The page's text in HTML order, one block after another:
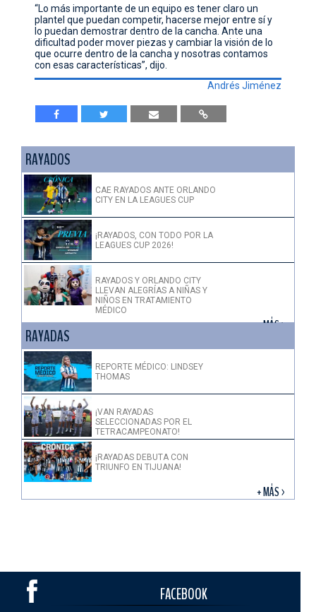
“Lo más importante de un equipo es tener claro un
plantel que puedan competir, hacerse mejor entre sí y
lo puedan demostrar dentro de la cancha. Ante una
dificultad poder mover piezas y cambiar la visión de lo
que ocurre dentro de la cancha y nosotras contamos
con esas características”, dijo.
Andrés Jiménez
RAYADOS
CAE RAYADOS ANTE ORLANDO
CITY EN LA LEAGUES CUP
¡RAYADOS, CON TODO POR LA
LEAGUES CUP 2026!
RAYADOS Y ORLANDO CITY
LLEVAN ALEGRÍAS A NIÑAS Y
NIÑOS EN TRATAMIENTO
MÉDICO
+ MÁS >
RAYADAS
REPORTE MÉDICO: LINDSEY
THOMAS
¡VAN RAYADAS
SELECCIONADAS POR EL
TETRACAMPEONATO!
¡RAYADAS DEBUTA CON
TRIUNFO EN TIJUANA!
+ MÁS >
FACEBOOK